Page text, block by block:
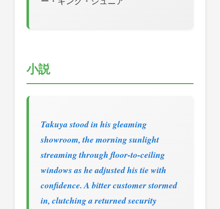
小説
Takuya stood in his gleaming
showroom, the morning sunlight
streaming through floor-to-ceiling
windows as he adjusted his tie with
confidence. A bitter customer stormed
in, clutching a returned security